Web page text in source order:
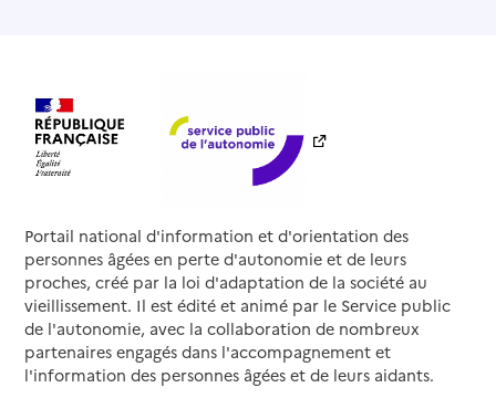
Portail national d'information et d'orientation des
personnes âgées en perte d'autonomie et de leurs
proches, créé par la loi d'adaptation de la société au
vieillissement. Il est édité et animé par le Service public
de l'autonomie, avec la collaboration de nombreux
partenaires engagés dans l'accompagnement et
l'information des personnes âgées et de leurs aidants.